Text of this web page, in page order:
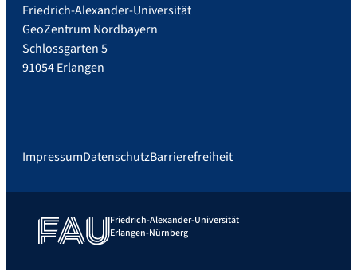
Friedrich-Alexander-Universität
GeoZentrum Nordbayern
Schlossgarten 5
91054 Erlangen
ImpressumDatenschutzBarrierefreiheit
Friedrich-Alexander-Universität
Erlangen-Nürnberg